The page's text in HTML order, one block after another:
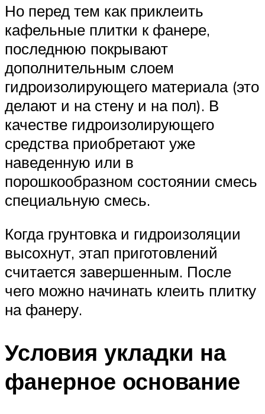
Но перед тем как приклеить
кафельные плитки к фанере,
последнюю покрывают
дополнительным слоем
гидроизолирующего материала (это
делают и на стену и на пол). В
качестве гидроизолирующего
средства приобретают уже
наведенную или в
порошкообразном состоянии смесь
специальную смесь.
Когда грунтовка и гидроизоляции
высохнут, этап приготовлений
считается завершенным. После
чего можно начинать клеить плитку
на фанеру.
Условия укладки на
фанерное основание